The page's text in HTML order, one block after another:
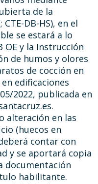
de la
DB-HS), en el
se estará a lo
OE y la Instrucción
de humos y olores
de cocción en
edificaciones
2022, publicada en
alteración en las
(huecos en
contar con
y se aportará copia
documentación
habilitante.